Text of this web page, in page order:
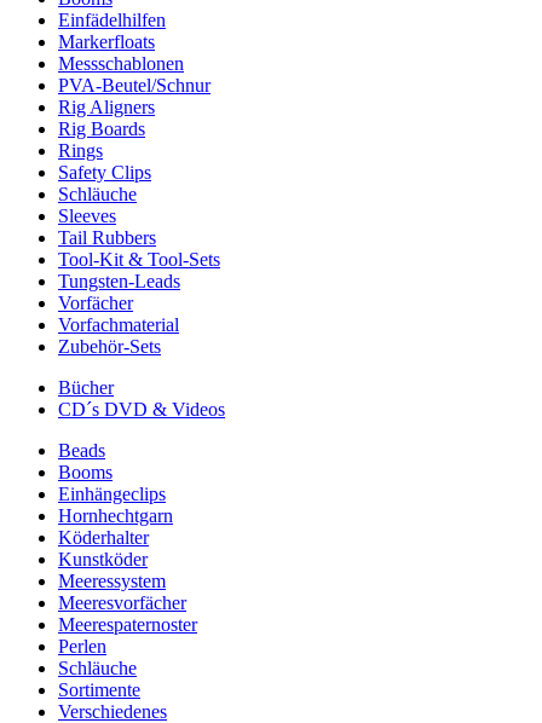
Einfädelhilfen
Markerfloats
Messschablonen
PVA-Beutel/Schnur
Rig Aligners
Rig Boards
Rings
Safety Clips
Schläuche
Sleeves
Tail Rubbers
Tool-Kit & Tool-Sets
Tungsten-Leads
Vorfächer
Vorfachmaterial
Zubehör-Sets
Bücher
CD´s DVD & Videos
Beads
Booms
Einhängeclips
Hornhechtgarn
Köderhalter
Kunstköder
Meeressystem
Meeresvorfächer
Meerespaternoster
Perlen
Schläuche
Sortimente
Verschiedenes